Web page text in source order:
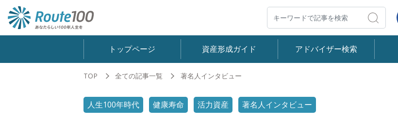
検索
トップページ 資産形成ガイド アドバイザー検索
TOP 全ての記事一覧 著名人インタビュー
人生100年時代 健康寿命 活力資産 著名人インタビュー